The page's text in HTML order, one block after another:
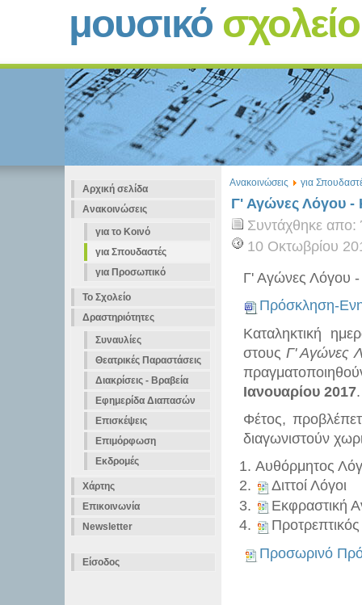
μουσικό
Αρχική σελίδα
Ανακοινώσεις
για το Κοινό
για Σπουδαστές
για Προσωπικό
Το Σχολείο
Δραστηριότητες
Συναυλίες
Θεατρικές Παραστάσεις
Διακρίσεις - Βραβεία
Εφημερίδα Διαπασών
Επισκέψεις
Επιμόρφωση
Εκδρομές
Χάρτης
Επικοινωνία
Newsletter
Είσοδος
Ανακοινώσεις για
Γ' Αγώνες Λόγου -
Συντάχθηκε
10 Οκτωβρίου
Γ' Αγώνες Λόγου -
Πρόσκληση-
Καταληκτική
στους Γ' Αγώνες
Ιανουαρίου 2017.
Φέτος,
διαγωνιστούν
Αυθόρμητος
Διττοί Λόγοι
Εκφραστική
Προσωρινό